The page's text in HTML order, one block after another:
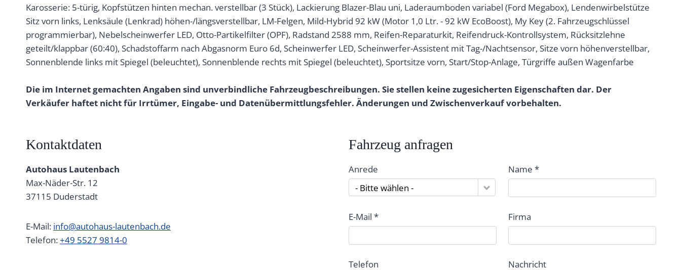
Karosserie: 5-türig, Kopfstützen hinten mechan. verstellbar (3 Stück), Lackierung Blazer-Blau uni, Laderaumboden variabel (Ford Megabox), Lendenwirbelstütze
Sitz vorn links, Lenksäule (Lenkrad) höhen-/längsverstellbar, LM-Felgen, Mild-Hybrid 92 kW (Motor 1,0 Ltr. - 92 kW EcoBoost), My Key (2. Fahrzeugschlüssel
programmierbar), Nebelscheinwerfer LED, Otto-Partikelfilter (OPF), Radstand 2588 mm, Reifen-Reparaturkit, Reifendruck-Kontrollsystem, Rücksitzlehne
geteilt/klappbar (60:40), Schadstoffarm nach Abgasnorm Euro 6d, Scheinwerfer LED, Scheinwerfer-Assistent mit Tag-/Nachtsensor, Sitze vorn höhenverstellbar,
Sonnenblende links mit Spiegel (beleuchtet), Sonnenblende rechts mit Spiegel (beleuchtet), Sportsitze vorn, Start/Stop-Anlage, Türgriffe außen Wagenfarbe
Die im Internet gemachten Angaben sind unverbindliche Fahrzeugbeschreibungen. Sie stellen keine zugesicherten Eigenschaften dar. Der
Verkäufer haftet nicht für Irrtümer, Eingabe- und Datenübermittlungsfehler. Änderungen und Zwischenverkauf vorbehalten.
Kontaktdaten
Autohaus Lautenbach
Max-Näder-Str. 12
37115 Duderstadt
E-Mail: info@autohaus-lautenbach.de
Telefon:+49 5527 9814-0
Fahrzeug anfragen
Anrede
- Bitte wählen -
Name *
E-Mail * Firma
Telefon Nachricht